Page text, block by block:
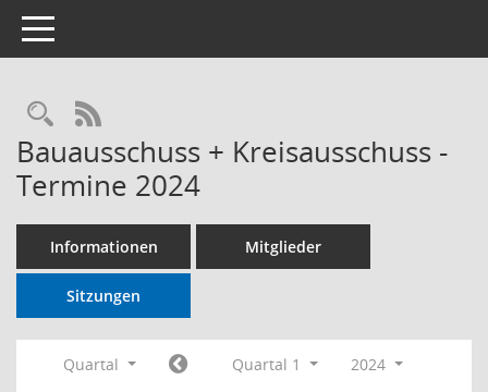
Toggle navigation
RSS-Feed
Bauausschuss + Kreisausschuss -
Termine 2024
Informationen Mitglieder
Sitzungen
Quartal Quartal 1
2024